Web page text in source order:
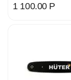
1 100.00 Р